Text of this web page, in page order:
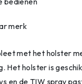
merk
met het holster
Het holster is
en de TIW spray